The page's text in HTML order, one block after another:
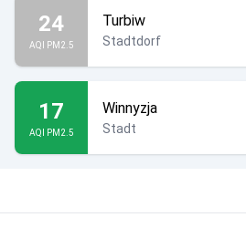
24
AQI PM2.5
Turbiw
Stadtdorf
17
AQI PM2.5
Winnyzja
Stadt